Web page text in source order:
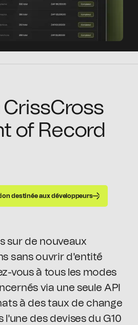
of Record
destinée aux développeurs
sur de nouveaux
sans ouvrir d'entité
vous à tous les modes
via une seule API
à des taux de change
des devises du G10